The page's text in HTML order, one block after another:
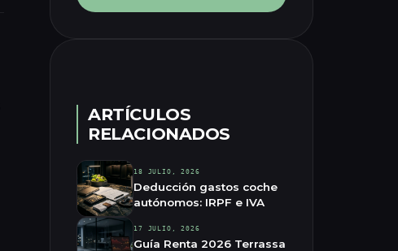
ARTÍCULOS
RELACIONADOS
18 JULIO, 2026
Deducción gastos coche
autónomos: IRPF e IVA
17 JULIO, 2026
Guía Renta 2026 Terrassa